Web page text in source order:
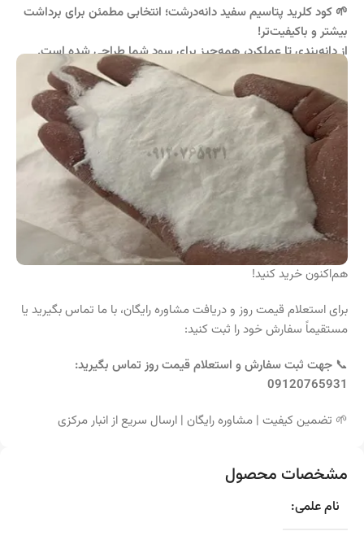
🌱 کود کلرید پتاسیم سفید دانه‌درشت؛ انتخابی مطمئن برای برداشت
بیشتر و باکیفیت‌تر!
از دانه‌بندی تا عملکرد، همه‌چیز برای سود شما طراحی شده است.
هم‌اکنون خرید کنید!
برای استعلام قیمت روز و دریافت مشاوره رایگان، با ما تماس بگیرید یا
مستقیماً سفارش خود را ثبت کنید:
📞 جهت ثبت سفارش و استعلام قیمت روز تماس بگیرید:
09120765931
🌱 تضمین کیفیت | مشاوره رایگان | ارسال سریع از انبار مرکزی
مشخصات محصول
نام علمی: